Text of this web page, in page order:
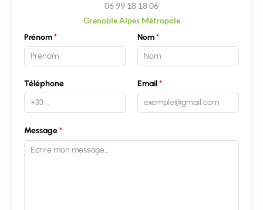
06 99 18 18 06
Grenoble Alpes Métropole
Prénom
Nom
Téléphone Email
Message